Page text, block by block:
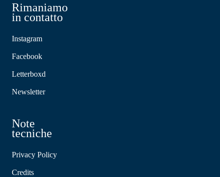
Rimaniamo
in contatto
Instagram
Facebook
Letterboxd
Newsletter
Note
tecniche
Privacy Policy
Credits